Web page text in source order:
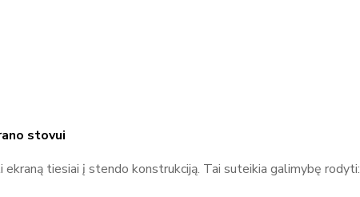
stovui
tiesiai į stendo konstrukciją. Tai suteikia galimybę rodyti: